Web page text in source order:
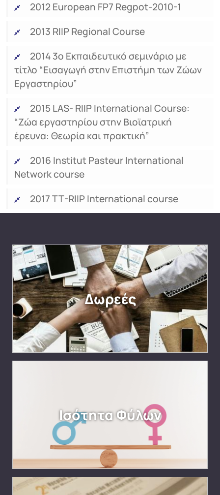
2012 European FP7 Regpot-2010-1
2013 RIIP Regional Course
2014 3ο Εκπαιδευτικό σεμινάριο με
τίτλο “Εισαγωγή στην Επιστήμη των Ζώων
Εργαστηρίου”
2015 LAS- RIIP International Course:
“Ζώα εργαστηρίου στην Βιοϊατρική
έρευνα: Θεωρία και πρακτική”
2016 Institut Pasteur International
Network course
2017 TT-RIIP International course
Δωρεές
Ισότητα Φύλων